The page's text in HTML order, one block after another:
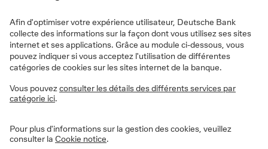
Vie privée
Disclaimer
Cookies
Sécurité